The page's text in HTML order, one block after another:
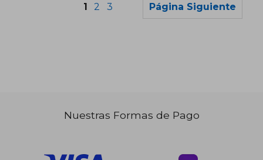
$ 21.73
1 2 3 Página Siguiente
Nuestras Formas de Pago